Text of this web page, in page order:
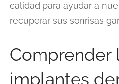
calidad para ayudar a
recuperar sus sonrisas
Comprender
implantes